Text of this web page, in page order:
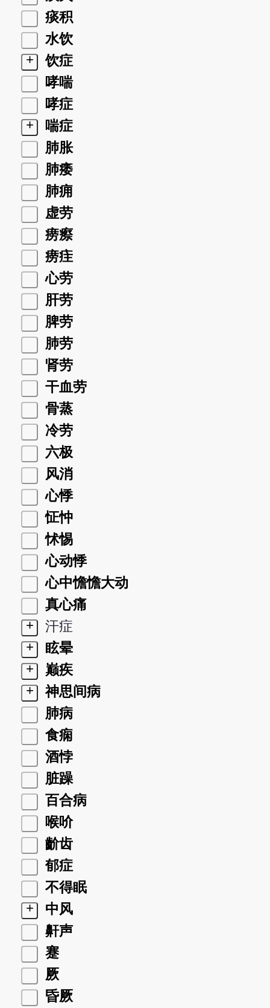
痰积
水饮
+
饮症
哮喘
哮症
+
喘症
肺胀
肺痿
肺痈
虚劳
痨瘵
痨疰
心劳
肝劳
脾劳
肺劳
肾劳
干血劳
骨蒸
冷劳
六极
风消
心悸
怔忡
怵惕
心动悸
心中憺憺大动
真心痛
+
汗症
+
眩晕
+
巅疾
+
神思间病
肺病
食痫
酒悖
脏躁
百合病
喉吤
齘齿
郁症
不得眠
+
中风
鼾声
蹇
厥
昏厥